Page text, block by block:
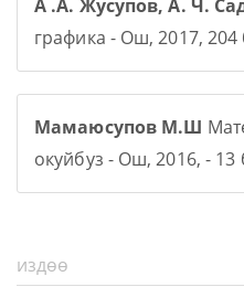
А .А. Жусупов, А. Ч.
графика - Ош, 2017, 204
Мамаюсупов М.Ш
окуйбуз - Ош, 2016, - 13